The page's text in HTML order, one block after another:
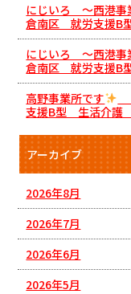
にじいろ ～西港
倉南区 就労支援B
にじいろ ～西港
倉南区 就労支援B
高野事業所です
支援B型 生活介護
アーカイブ
2026年8月
2026年7月
2026年6月
2026年5月